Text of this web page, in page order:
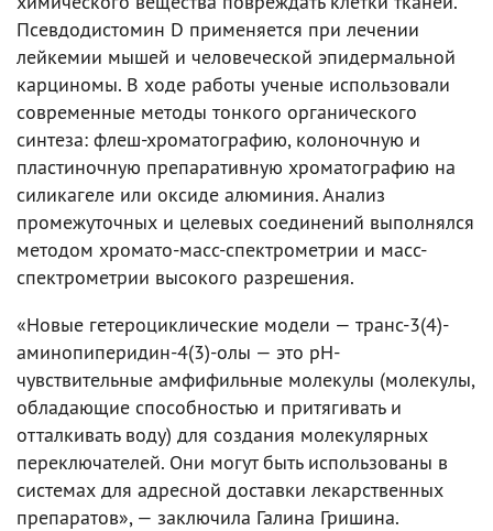
Псевдодистомин D применяется при лечении
лейкемии мышей и человеческой эпидермальной
карциномы. В ходе работы ученые использовали
современные методы тонкого органического
синтеза: флеш-хроматографию, колоночную и
пластиночную препаративную хроматографию на
силикагеле или оксиде алюминия. Анализ
промежуточных и целевых соединений выполнялся
методом хромато-масс-спектрометрии и масс-
спектрометрии высокого разрешения.
«Новые гетероциклические модели — транс-3(4)-
аминопиперидин-4(3)-олы — это рН-
чувствительные амфифильные молекулы (молекулы,
обладающие способностью и притягивать и
отталкивать воду) для создания молекулярных
переключателей. Они могут быть использованы в
системах для адресной доставки лекарственных
препаратов», — заключила Галина Гришина.